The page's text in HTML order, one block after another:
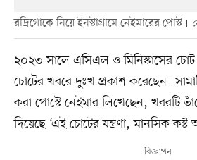
রদ্রিগোকে নিয়ে ইনস্টাগ্রামে নেইমারের পোস্ট
২০২৩ সালে এসিএল ও মিনিস্কাসের চোট
চোটের খবরে দুঃখ প্রকাশ করেছেন।
করা পোস্টে নেইমার লিখেছেন, খবরটি
দিয়েছে ‘এই চোটের যন্ত্রণা, মানসিক